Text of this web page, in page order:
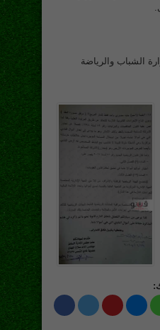
الشباب والرياضة